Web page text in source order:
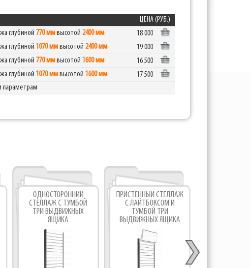
ЦЕНА (РУБ.)
глубиной 770 ммвысотой 2400 мм
18 000
глубиной 1070 ммвысотой 2400 мм
19 000
глубиной 770 ммвысотой 1600 мм
16 500
глубиной 1070 ммвысотой 1600 мм
17 500
параметрам
ОДНОСТОРОННИЙ
СТЕЛЛАЖ С ТУМБОЙ
ТРИ ВЫДВИЖНЫХ
ЯЩИКА
ПРИСТЕННЫЙ СТЕЛЛАЖ
С ЛАЙТБОКСОМ И
ТУМБОЙ ТРИ
ВЫДВИЖНЫХ ЯЩИКА